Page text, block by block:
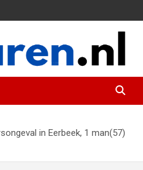
in Eerbeek, 1 man(57)